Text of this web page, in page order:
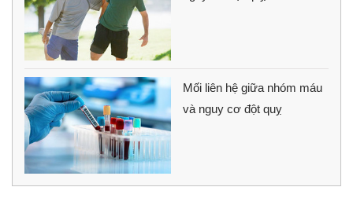
Mối liên hệ giữa nhóm máu
và nguy cơ đột quỵ